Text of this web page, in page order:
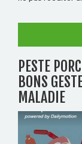
PESTE
BONS
MALADIE